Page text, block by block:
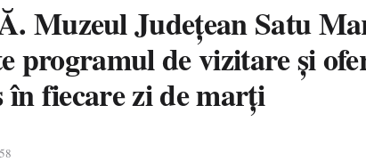
Muzeul Județean Satu
programul de vizitare și
fiecare zi de marți